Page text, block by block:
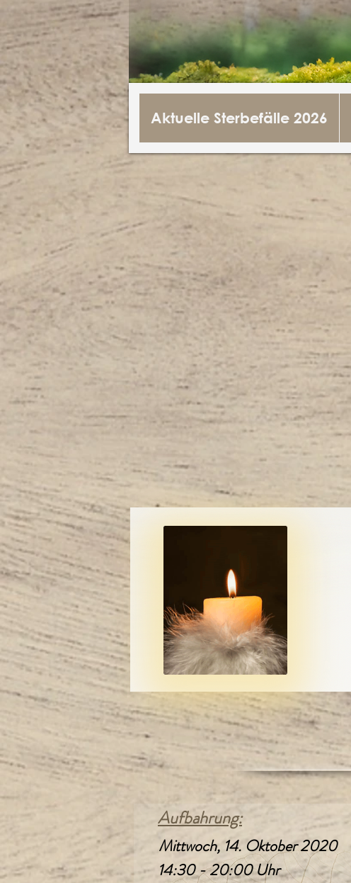
Aktuelle Sterbefälle 2026
Aufbahrung:
Mittwoch, 14. Oktober 2020
14:30 - 20:00 Uhr